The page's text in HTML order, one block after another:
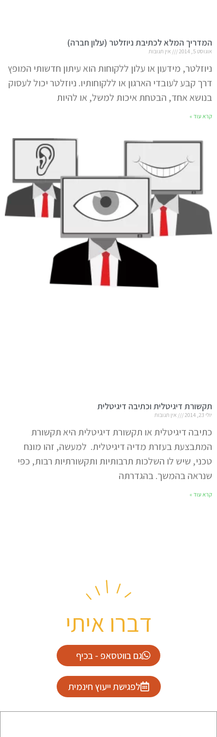
המדריך המלא לכתיבת ניוזלטר (עלון חברה)
אוגוסט 5, 2014 אין תגובות
ניוזלטר, מידעון או עלון ללקוחות הוא עיתון חדשותי המופץ
דרך קבע לעובדי הארגון או ללקוחותיו. ניוזלטר יכול לעסוק
בנושא אחד, הבטחת איכות למשל, או להיות
קרא עוד »
תקשורת דיגיטלית וכתיבה דיגיטלית
יולי 23, 2014 אין תגובות
כתיבה דיגיטלית או תקשורת דיגיטלית היא תקשורת
המתבצעת בעזרת מדיה דיגיטלית. למעשה, זהו מונח
טכני, שיש לו השלכות תרבותיות ותקשורתיות רבות, כפי
שנראה בהמשך. בהגדרתה
קרא עוד »
דברו איתי
גם בווטסאפ - בכיף
לפגישת ייעוץ חינמית